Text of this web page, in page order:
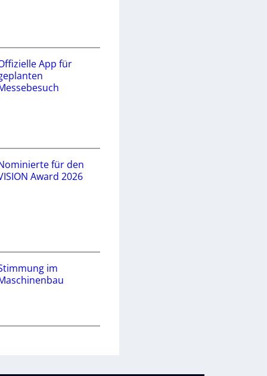
App für
für den
Award 2026
im